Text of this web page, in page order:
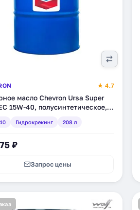
★ 4.7
масло Chevron Ursa Super
15W-40, полусинтетическое,
Гидрокрекинг 208 л
₽
Запрос цены